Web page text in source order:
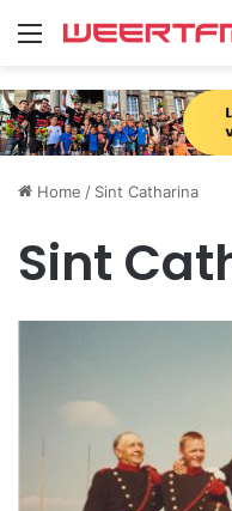
Menu
Home / Sint Catharina
Sint